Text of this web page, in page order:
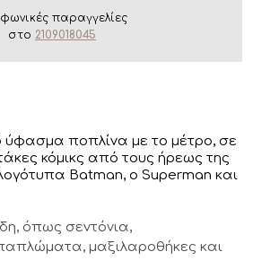
παραγγελίες
στο 2109018045
ύφασμα ποπλίνα με το μέτρο, σε
κόμικς από τους ήρεως της
Batman, ο Superman και
όπως σεντόνια,
μαξιλαροθήκες και